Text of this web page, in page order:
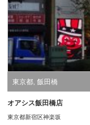
東京都 飯田橋
オアシス飯田橋店
東京都新宿区神楽坂